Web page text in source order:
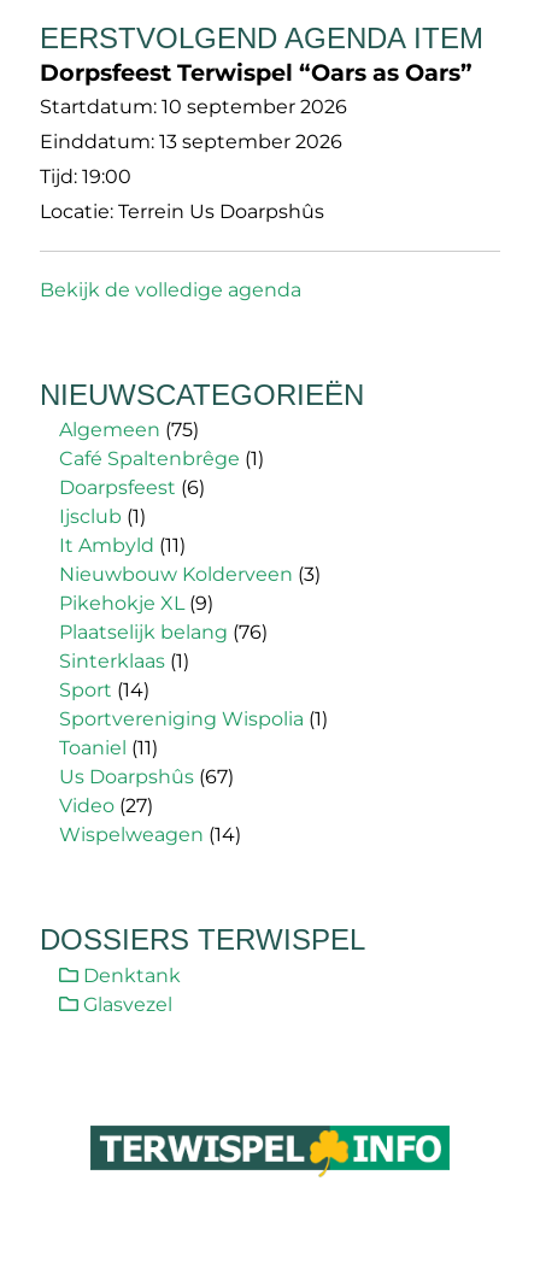
EERSTVOLGEND AGENDA ITEM
Dorpsfeest Terwispel “Oars as Oars”
Startdatum: 10 september 2026
Einddatum: 13 september 2026
Tijd: 19:00
Locatie: Terrein Us Doarpshûs
Bekijk de volledige agenda
NIEUWSCATEGORIEËN
Algemeen (75)
Café Spaltenbrêge (1)
Doarpsfeest (6)
Ijsclub (1)
It Ambyld (11)
Nieuwbouw Kolderveen (3)
Pikehokje XL(9)
Plaatselijk belang (76)
Sinterklaas (1)
Sport (14)
Sportvereniging Wispolia (1)
Toaniel (11)
Us Doarpshûs (67)
Video (27)
Wispelweagen (14)
DOSSIERS TERWISPEL
Denktank
Glasvezel